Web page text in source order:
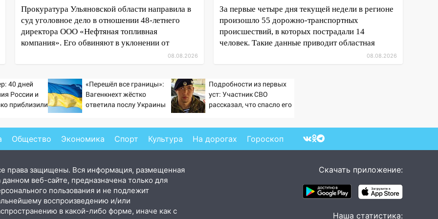
Прокуратура Ульяновской области направила в
суд уголовное дело в отношении 48-летнего
директора ООО «Нефтяная топливная
компания». Его обвиняют в уклонении от
08.08.2026
За первые четыре дня текущей недели в регионе
произошло 55 дорожно-транспортных
происшествий, в которых пострадали 14
человек. Такие данные приводит областная
08.08.2026
40 дней
России и
приблизили
«Перешёл все границы»:
Вагенкнехт жёстко
ответила послу Украины
Подробности из первых
уст: Участник СВО
рассказал, что спасло его
Общество Экономика Спорт Культура На дорогах Гороскоп
права защищены. Вся информация, размещенная
данном веб-сайте, предназначена только для
пользования и не подлежит
воспроизведению и/или
в какой-либо форме, иначе как с
Скачать приложение:
Наша статистика: